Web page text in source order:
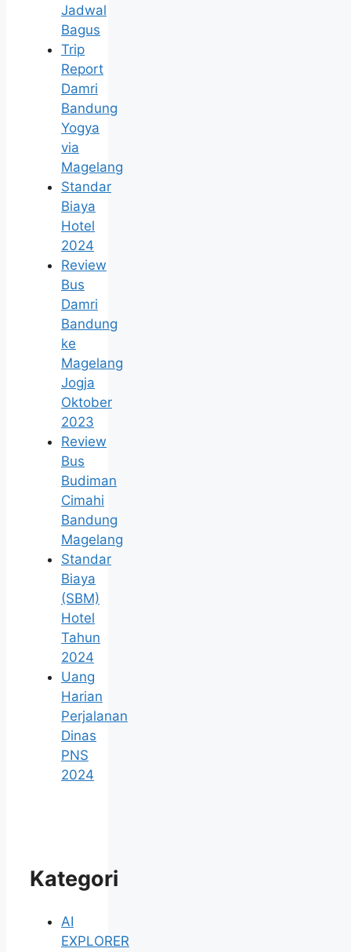
Jadwal
Bagus
Trip
Report
Damri
Bandung
Yogya
via
Magelang
Standar
Biaya
Hotel
2024
Review
Bus
Damri
Bandung
ke
Magelang
Jogja
Oktober
2023
Review
Bus
Budiman
Cimahi
Bandung
Magelang
Standar
Biaya
(SBM)
Hotel
Tahun
2024
Uang
Harian
Perjalanan
Dinas
PNS
2024
Kategori
AI
EXPLORER